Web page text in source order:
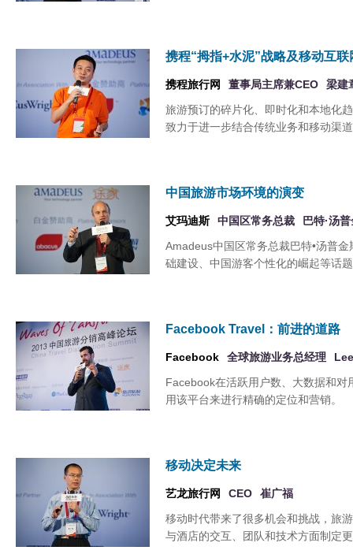
携程“拇指+水泥”战略及移动互联
携程旅行网 董事局主席兼CEO
梁建
旅游预订的碎片化、即时化和本地化
致力于进一步结合传统业务和移动渠
中国旅游市场环境的演变
艾玛迪斯 中国区常务总裁
巴特·汤
Amadeus中国区常务总裁巴特•汤普
础建设、中国游客个性化的崛起等话
Facebook Travel：前进的道路
Facebook 全球旅游业务总经理
Facebook在活跃用户数、大数据和
用该平台来进行精确的定位和营销。
移动决定未来
艺龙旅行网 CEO
崔广福
移动时代带来了很多机会和挑战，旅
与酒店的交互、团队和技术方面制定